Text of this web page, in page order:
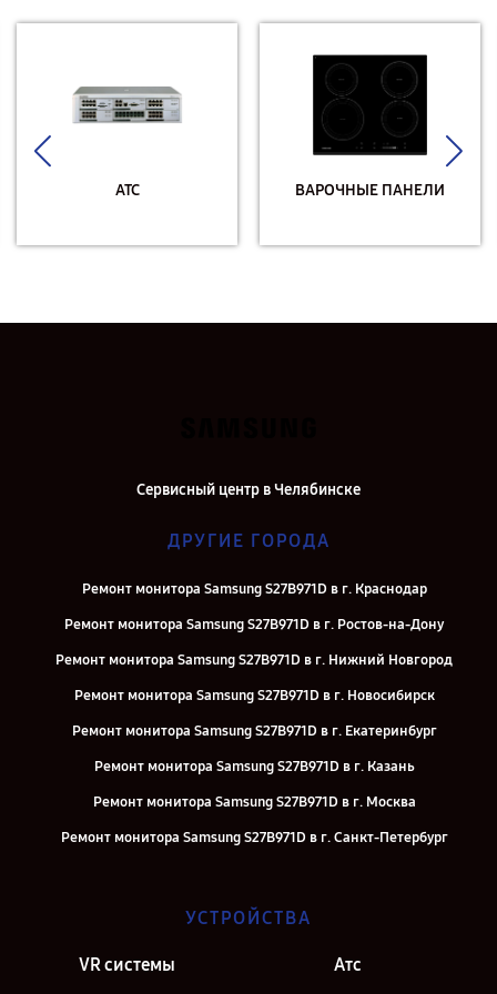
АТС ВАРОЧНЫЕ ПАНЕЛИ
Сервисный центр в Челябинске
ДРУГИЕ ГОРОДА
Ремонт монитора Samsung S27B971D в г. Краснодар
Ремонт монитора Samsung S27B971D в г. Ростов-на-Дону
Ремонт монитора Samsung S27B971D в г. Нижний Новгород
Ремонт монитора Samsung S27B971D в г. Новосибирск
Ремонт монитора Samsung S27B971D в г. Екатеринбург
Ремонт монитора Samsung S27B971D в г. Казань
Ремонт монитора Samsung S27B971D в г. Москва
Ремонт монитора Samsung S27B971D в г. Санкт-Петербург
УСТРОЙСТВА
VR системы Атс